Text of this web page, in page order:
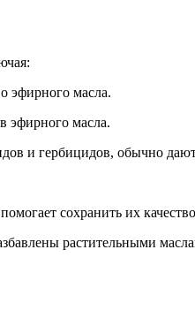
эфирного масла.
эфирного масла.
и гербицидов, обычно
сохранить их
растительными